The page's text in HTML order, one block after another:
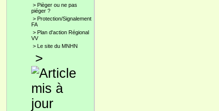
> Pièger ou ne pas
piéger ?
> Protection/Signalement
FA
> Plan d'action Régional
VV
> Le site du MNHN
>